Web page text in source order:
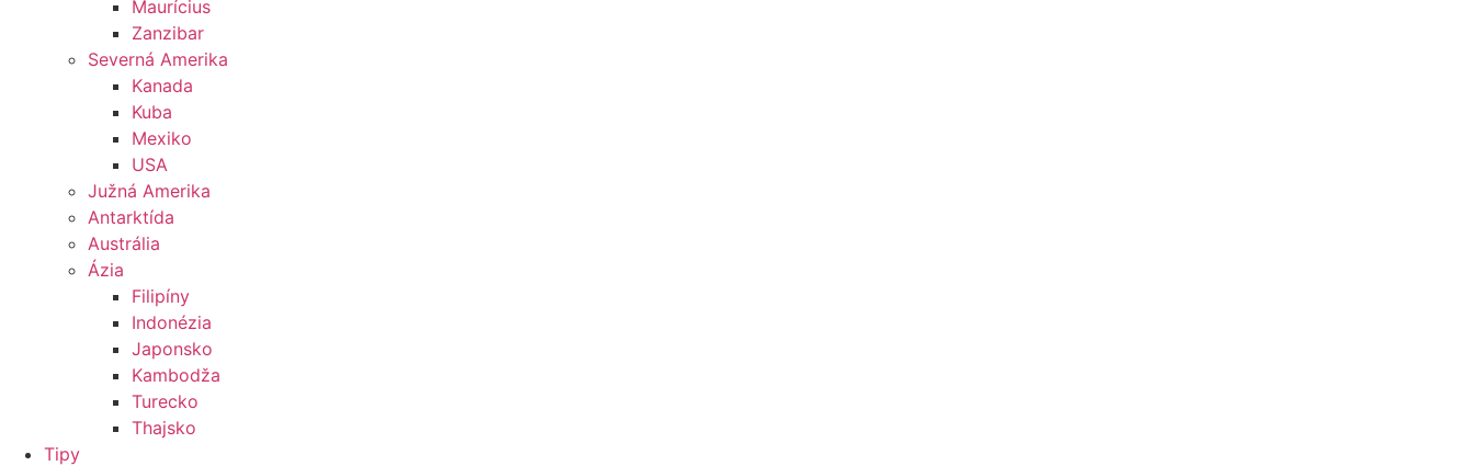
Maurícius
Zanzibar
Severná Amerika
Kanada
Kuba
Mexiko
USA
Južná Amerika
Antarktída
Austrália
Ázia
Filipíny
Indonézia
Japonsko
Kambodža
Turecko
Thajsko
Tipy